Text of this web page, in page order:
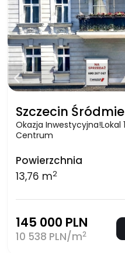
Szczecin
Okazja Inwestycyjna!Lokal
Centrum
Powierzchnia
13,76 m2
145 000 PLN
10 538 PLN/m2